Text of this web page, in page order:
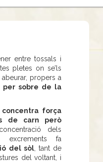
entre tossals i
pletes on se’ls
propers a
per sobre de la
força
de carn però
dels
fa
del sòl, tant de
del voltant, i